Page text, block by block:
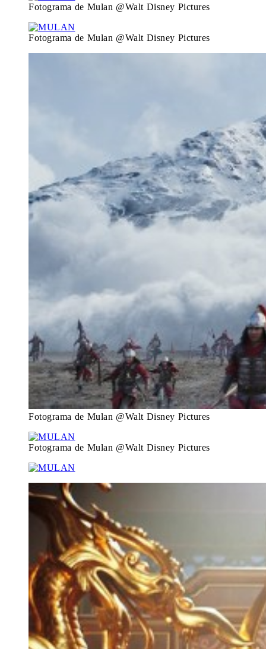
Fotograma de Mulan @Walt Disney Pictures
Fotograma de Mulan @Walt Disney Pictures
Fotograma de Mulan @Walt Disney Pictures
Fotograma de Mulan @Walt Disney Pictures